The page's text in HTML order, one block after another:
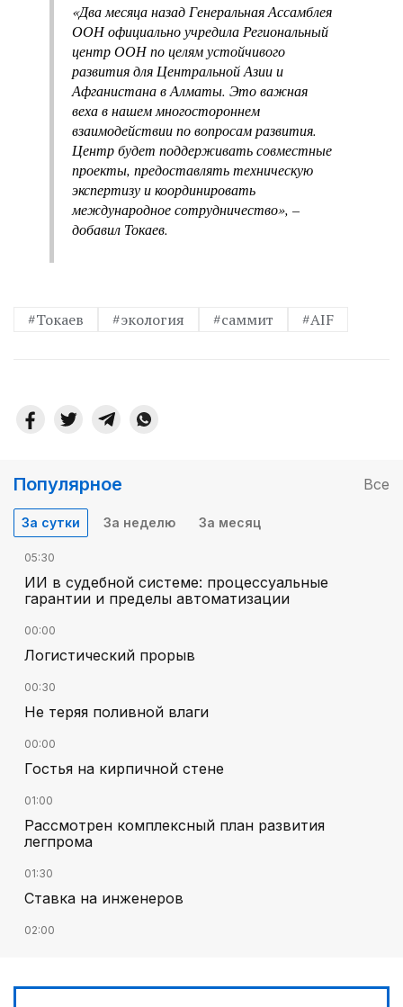
«Два месяца назад Генеральная Ассамблея
ООН официально учредила Региональный
центр ООН по целям устойчивого
развития для Центральной Азии и
Афганистана в Алматы. Это важная
веха в нашем многостороннем
взаимодействии по вопросам развития.
Центр будет поддерживать совместные
проекты, предоставлять техническую
экспертизу и координировать
международное сотрудничество», –
добавил Токаев.
#Токаев #экология #саммит #AIF
Популярное Все
За сутки За неделю За месяц
05:30
ИИ в судебной системе: процессуальные
гарантии и пределы автоматизации
00:00
Логистический прорыв
00:30
Не теряя поливной влаги
00:00
Гостья на кирпичной стене
01:00
Рассмотрен комплексный план развития
легпрома
01:30
Ставка на инженеров
02:00
02:30